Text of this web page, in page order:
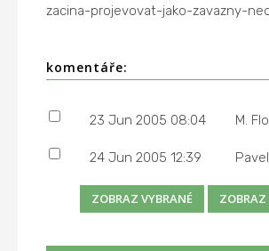
zacina-projevovat-jako-zavazny-
komentáře:
23 Jun 2005 08:04 M.
24 Jun 2005 12:39